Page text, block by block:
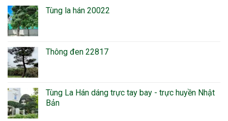
Tùng la hán 20022
Thông đen 22817
Tùng La Hán dáng trực tay bay - trực huyền Nhật
Bản